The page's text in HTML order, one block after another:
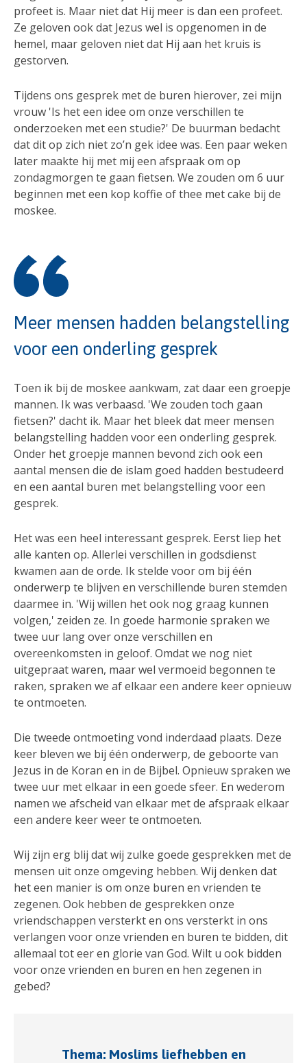
profeet is. Maar niet dat Hij meer is dan een profeet.
Ze geloven ook dat Jezus wel is opgenomen in de
hemel, maar geloven niet dat Hij aan het kruis is
gestorven.
Tijdens ons gesprek met de buren hierover, zei mijn
vrouw 'Is het een idee om onze verschillen te
onderzoeken met een studie?' De buurman bedacht
dat dit op zich niet zo’n gek idee was. Een paar weken
later maakte hij met mij een afspraak om op
zondagmorgen te gaan fietsen. We zouden om 6 uur
beginnen met een kop koffie of thee met cake bij de
moskee.
Meer mensen hadden belangstelling
voor een onderling gesprek
Toen ik bij de moskee aankwam, zat daar een groepje
mannen. Ik was verbaasd. 'We zouden toch gaan
fietsen?' dacht ik. Maar het bleek dat meer mensen
belangstelling hadden voor een onderling gesprek.
Onder het groepje mannen bevond zich ook een
aantal mensen die de islam goed hadden bestudeerd
en een aantal buren met belangstelling voor een
gesprek.
Het was een heel interessant gesprek. Eerst liep het
alle kanten op. Allerlei verschillen in godsdienst
kwamen aan de orde. Ik stelde voor om bij één
onderwerp te blijven en verschillende buren stemden
daarmee in. 'Wij willen het ook nog graag kunnen
volgen,' zeiden ze. In goede harmonie spraken we
twee uur lang over onze verschillen en
overeenkomsten in geloof. Omdat we nog niet
uitgepraat waren, maar wel vermoeid begonnen te
raken, spraken we af elkaar een andere keer opnieuw
te ontmoeten.
Die tweede ontmoeting vond inderdaad plaats. Deze
keer bleven we bij één onderwerp, de geboorte van
Jezus in de Koran en in de Bijbel. Opnieuw spraken we
twee uur met elkaar in een goede sfeer. En wederom
namen we afscheid van elkaar met de afspraak elkaar
een andere keer weer te ontmoeten.
Wij zijn erg blij dat wij zulke goede gesprekken met de
mensen uit onze omgeving hebben. Wij denken dat
het een manier is om onze buren en vrienden te
zegenen. Ook hebben de gesprekken onze
vriendschappen versterkt en ons versterkt in ons
verlangen voor onze vrienden en buren te bidden, dit
allemaal tot eer en glorie van God. Wilt u ook bidden
voor onze vrienden en buren en hen zegenen in
gebed?
Thema: Moslims liefhebben en